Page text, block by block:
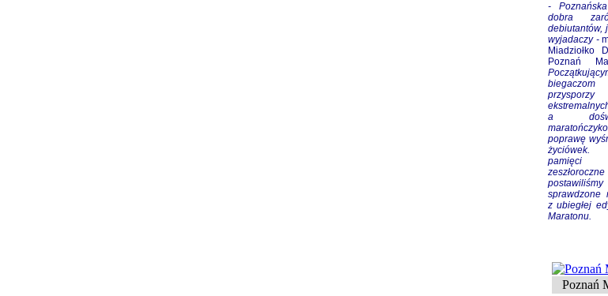
-
dobra
debiutantów,
wyjadaczy -
Miadziołko
Poznań
przysporzy
a
poprawę
życiówek.
pamięci
sprawdzone
z ubiegłej
Maratonu.
Poznań